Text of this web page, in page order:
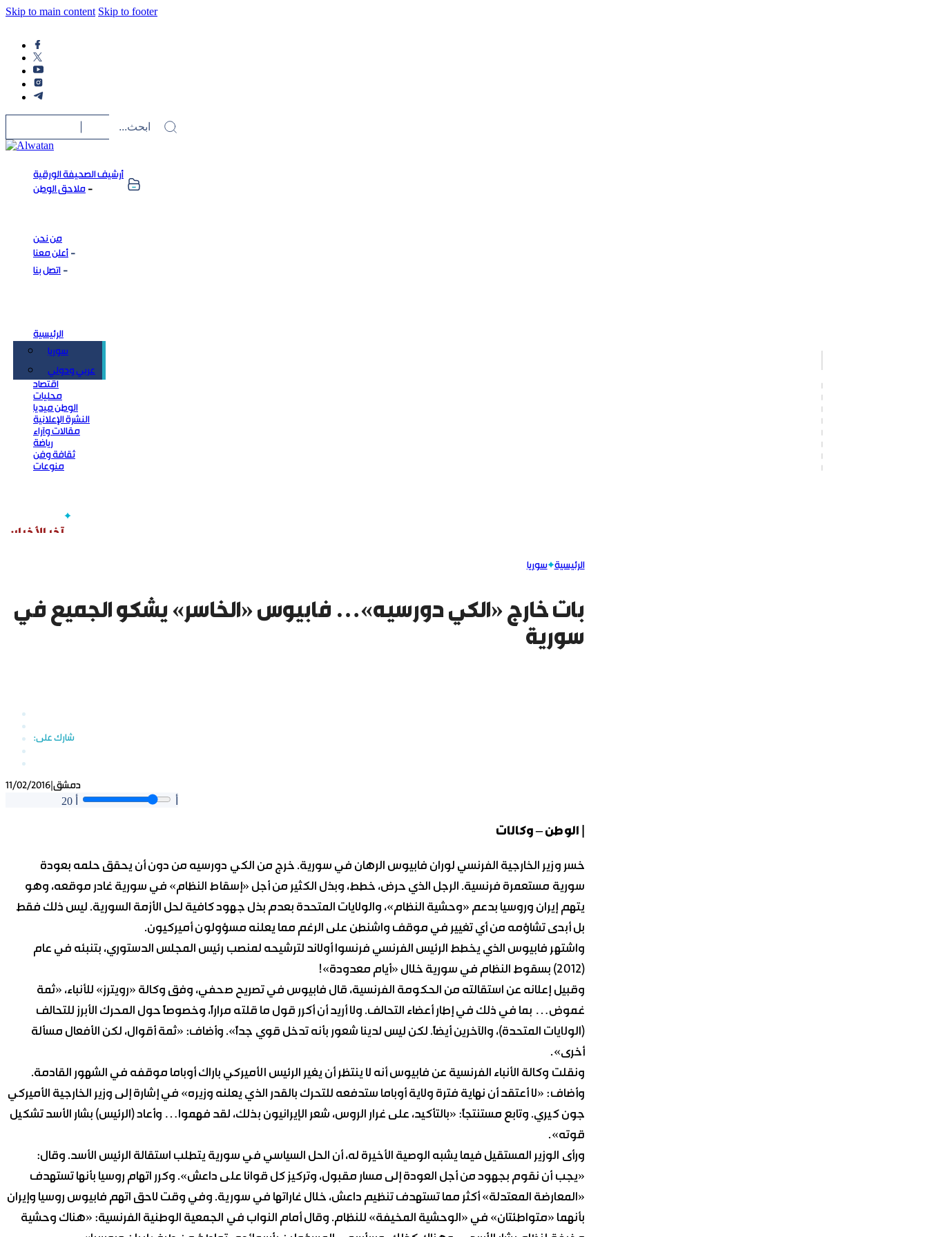
Skip to main content Skip to footer
أرشيف الصحيفة الورقية
ملاحق الوطن
من نحن
أعلن معنا
اتصل بنا
الرئيسية
سوريا
عربي ودولي
اقتصاد
محليات
الوطن ميديا
النشرة الإعلانية
مقالات وآراء
رياضة
ثقافة وفن
منوعات
الرئيسية سوريا
بات خارج «الكي دورسيه»… فابيوس «الخاسر» يشكو الجميع في
سورية
11/02/2016 دمشق
20
| الوطن – وكالات
خسر وزير الخارجية الفرنسي لوران فابيوس الرهان في سورية. خرج من الكي دورسيه من دون أن يحقق حلمه بعودة
سورية مستعمرة فرنسية. الرجل الذي حرض، خطط، وبذل الكثير من أجل «إسقاط النظام» في سورية غادر موقعه، وهو
يتهم إيران وروسيا بدعم «وحشية النظام»، والولايات المتحدة بعدم بذل جهود كافية لحل الأزمة السورية. ليس ذلك فقط
بل أبدى تشاؤمه من أي تغيير في موقف واشنطن على الرغم مما يعلنه مسؤولون أميركيون.
واشتهر فابيوس الذي يخطط الرئيس الفرنسي فرنسوا أولاند لترشيحه لمنصب رئيس المجلس الدستوري، بتنبئه في عام
(2012) بسقوط النظام في سورية خلال «أيام معدودة»!
وقبيل إعلانه عن استقالته من الحكومة الفرنسية، قال فابيوس في تصريح صحفي، وفق وكالة «رويترز» للأنباء، «ثمة
غموض… بما في ذلك في إطار أعضاء التحالف. ولا أريد أن أكرر قول ما قلته مراراً، وخصوصاً حول المحرك الأبرز للتحالف
(الولايات المتحدة)، والآخرين أيضاً. لكن ليس لدينا شعور بأنه تدخل قوي جداً». وأضاف: «ثمة أقوال، لكن الأفعال مسألة
أخرى».
ونقلت وكالة الأنباء الفرنسية عن فابيوس أنه لا ينتظر أن يغير الرئيس الأميركي باراك أوباما موقفه في الشهور القادمة.
وأضاف: «لا أعتقد أن نهاية فترة ولاية أوباما ستدفعه للتحرك بالقدر الذي يعلنه وزيره» في إشارة إلى وزير الخارجية الأميركي
جون كيري. وتابع مستنتجاً: «بالتأكيد، على غرار الروس، شعر الإيرانيون بذلك، لقد فهموا… وأعاد (الرئيس) بشار الأسد تشكيل
قوته».
ورأى الوزير المستقيل فيما يشبه الوصية الأخيرة له، أن الحل السياسي في سورية يتطلب استقالة الرئيس الأسد. وقال:
«يجب أن نقوم بجهود من أجل العودة إلى مسار مقبول، وتركيز كل قوانا على داعش». وكرر اتهام روسيا بأنها تستهدف
«المعارضة المعتدلة» أكثر مما تستهدف تنظيم داعش، خلال غاراتها في سورية. وفي وقت لاحق اتهم فابيوس روسيا وإيران
بأنهما «متواطئتان» في «الوحشية المخيفة» للنظام. وقال أمام النواب في الجمعية الوطنية الفرنسية: «هناك وحشية